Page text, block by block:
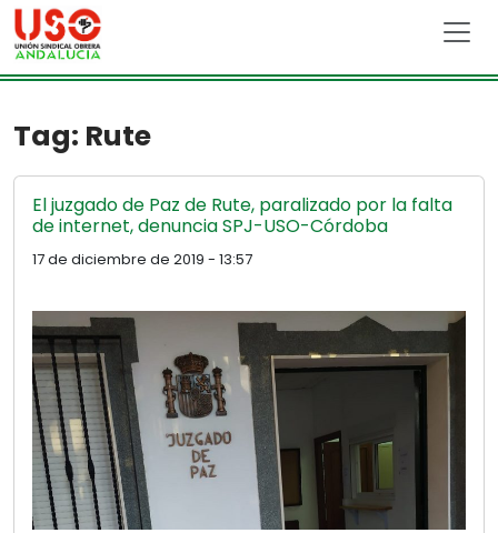
Skip to main content
Tag: Rute
El juzgado de Paz de Rute, paralizado por la falta
de internet, denuncia SPJ-USO-Córdoba
17 de diciembre de 2019 - 13:57